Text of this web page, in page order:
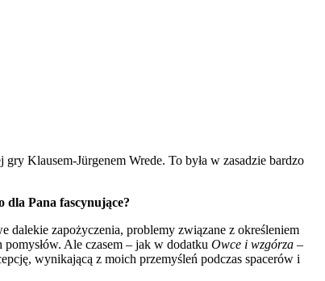
Klausem-Jürgenem Wrede. To była w zasadzie bardzo
dla Pana fascynujące?
dalekie zapożyczenia, problemy związane z określeniem
Ale czasem – jak w dodatku Owce i wzgórza –
wynikającą z moich przemyśleń podczas spacerów i